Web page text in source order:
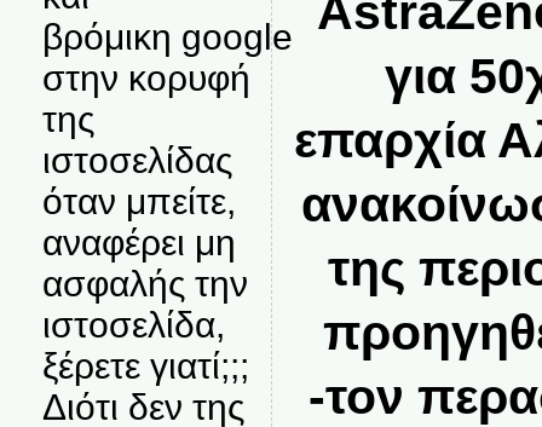
βρόμικη google
στην κορυφή
της
ιστοσελίδας
όταν μπείτε,
αναφέρει μη
ασφαλής την
ιστοσελίδα,
ξέρετε γιατί;;;
Διότι δεν της
για
επαρχία
της
-τον